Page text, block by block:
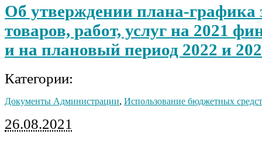
Об утверждении плана-графика
товаров, работ, услуг на 2021
и на плановый период 2022 и
Категории:
Документы Администрации, Использование бюджетных
26.08.2021